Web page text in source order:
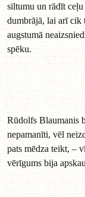
siltumu un rādīt ceļu
dumbrājā, lai arī cik
augstumā
spēku.
Rūdolfs Blaumanis
nepamanīti, vēl
pats mēdza teikt, –
vērīgums bija